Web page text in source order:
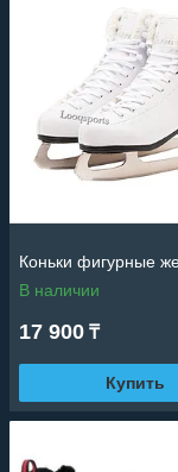
Коньки фигурные
В наличии
17 900 ₸
Купить